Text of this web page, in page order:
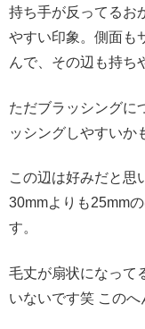
持ち手が反ってるお
やすい印象。側面も
んで、その辺も持ち
ただブラッシングに
ッシングしやすいか
この辺は好みだと思
30mmよりも25mm
す。
毛丈が扇状になって
いないです笑 このへ